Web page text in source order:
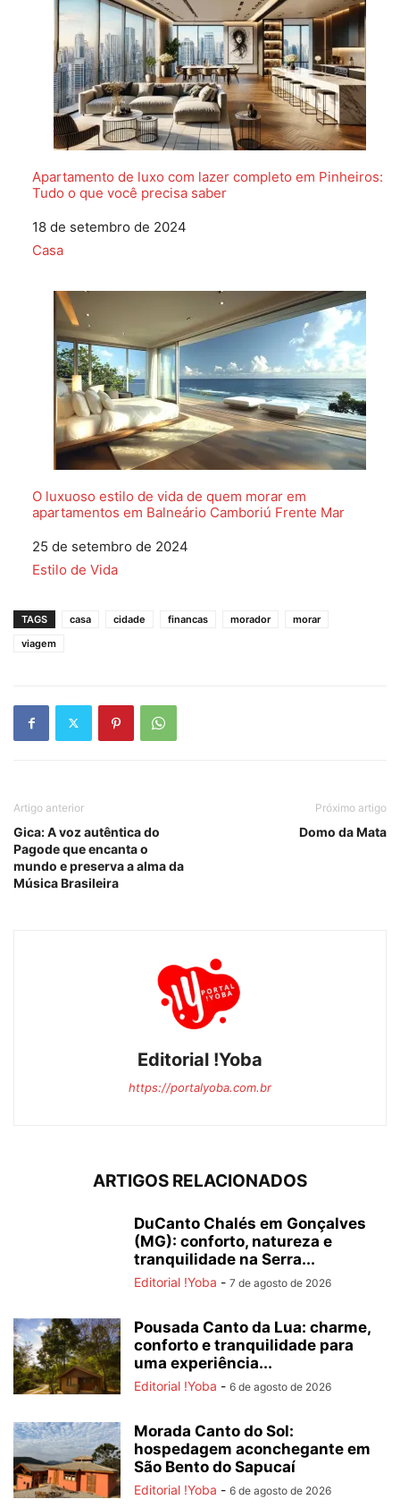
Apartamento de luxo com lazer completo em Pinheiros:
Tudo o que você precisa saber
Data
18 de setembro de 2024
Em relação a
Casa
O luxuoso estilo de vida de quem morar em
apartamentos em Balneário Camboriú Frente Mar
Data
25 de setembro de 2024
Em relação a
Estilo de Vida
TAGS casa cidade financas morador
morar
viagem
Artigo anterior
Gica: A voz autêntica do
Pagode que encanta o
mundo e preserva a alma da
Música Brasileira
Próximo artigo
Domo da Mata
Editorial !Yoba
https://portalyoba.com.br
ARTIGOS RELACIONADOS
DuCanto Chalés em Gonçalves
(MG): conforto, natureza e
tranquilidade na Serra...
Editorial !Yoba - 7 de agosto de 2026
Pousada Canto da Lua: charme,
conforto e tranquilidade para
uma experiência...
Editorial !Yoba - 6 de agosto de 2026
Morada Canto do Sol:
hospedagem aconchegante em
São Bento do Sapucaí
Editorial !Yoba - 6 de agosto de 2026